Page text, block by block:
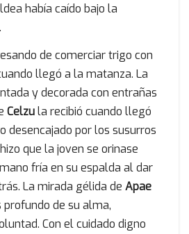
había caído bajo la
.
de comerciar trigo con
llegó a la matanza. La
y decorada con entrañas
Celzula recibió cuando llegó
desencajado por los susurros
que la joven se orinase
fría en su espalda al dar
La mirada gélida de Apae
de su alma,
Con el cuidado digno